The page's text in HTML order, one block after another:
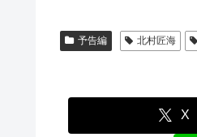
予告編 北村匠海
X